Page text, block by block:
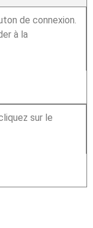
de connexion.
à la
sur le